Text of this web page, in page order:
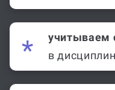
учитываем
в